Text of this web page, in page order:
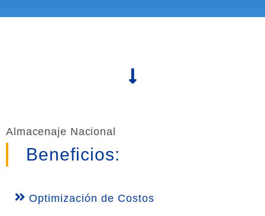
Almacenaje Nacional
Beneficios:
Optimización de Costos